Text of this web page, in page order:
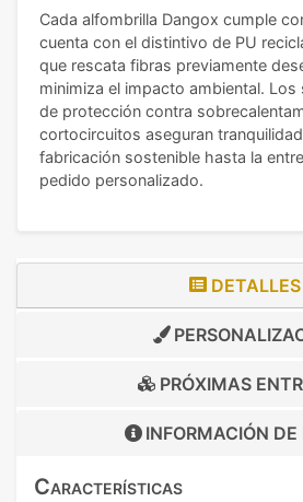
Cada alfombrilla Dangox cumple
cuenta con el distintivo de PU
que rescata fibras previamente
minimiza el impacto ambiental.
de protección contra
cortocircuitos aseguran
fabricación sostenible hasta la
pedido personalizado.
DETALLES
PRÓXIMAS
INFORMACIÓN DE
Características